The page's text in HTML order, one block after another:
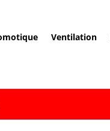
Ventilation